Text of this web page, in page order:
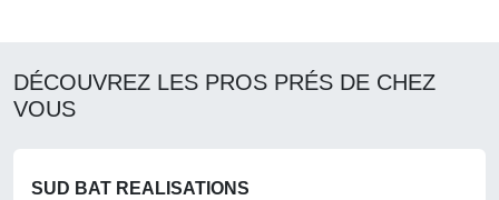
DÉCOUVREZ LES PROS PRÉS DE CHEZ
VOUS
SUD BAT REALISATIONS